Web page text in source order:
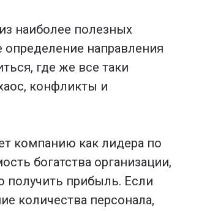
наиболее полезных
определение направления
где же все таки
конфликты и
компанию как лидера по
богатства организации,
получить прибыль. Если
количества персонала,